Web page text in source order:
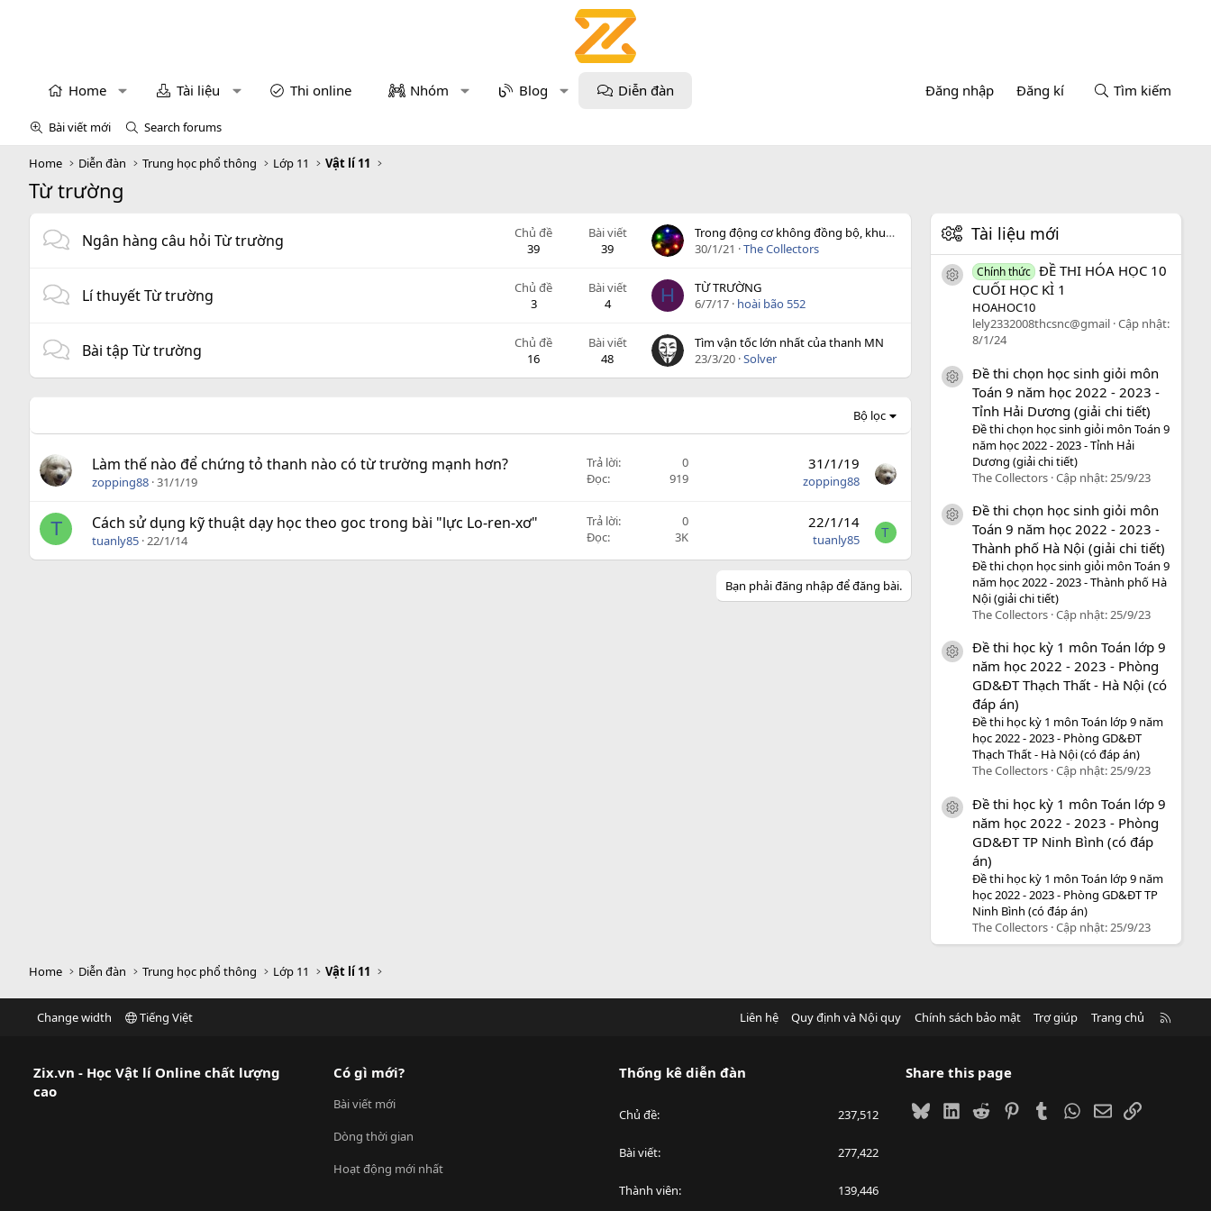
Home Tài liệu Thi online Nhóm Blog Diễn đàn Đăng nhập Đăng kí Tìm kiếm
Bài viết mới Search forums
Home Diễn đàn Trung học phổ thông Lớp 11 Vật lí 11
Từ trường
Ngân hàng câu hỏi Từ trường
Chủ đề
39
Bài viết
39
Trong động cơ không đồng bộ, khung dây dẫn đặt trong từ trường quay sẽ
30/1/21
The Collectors
Lí thuyết Từ trường
Chủ đề
3
Bài viết
4
H
TỪ TRƯỜNG
6/7/17 hoài bão 552
Bài tập Từ trường
Chủ đề
16
Bài viết
48
Tìm vận tốc lớn nhất của thanh MN
23/3/20 Solver
Bộ lọc
Làm thế nào để chứng tỏ thanh nào có từ trường mạnh hơn?
zopping88 31/1/19
Trả lời
0
Đọc
919
31/1/19
zopping88
T Cách sử dụng kỹ thuật dạy học theo goc trong bài "lực Lo-ren-xơ"
tuanly85 22/1/14
Trả lời
0
Đọc
3K
22/1/14
tuanly85 T
Bạn phải đăng nhập để đăng bài.
Tài liệu mới
icon tài liệu
Chính thức ĐỀ THI HÓA HỌC 10
CUỐI HỌC KÌ 1
HOAHOC10
lely2332008thcsnc@gmail Cập nhật:
8/1/24
icon tài liệu
Đề thi chọn học sinh giỏi môn
Toán 9 năm học 2022 - 2023 -
Tỉnh Hải Dương (giải chi tiết)
Đề thi chọn học sinh giỏi môn Toán 9
năm học 2022 - 2023 - Tỉnh Hải
Dương (giải chi tiết)
The Collectors Cập nhật:25/9/23
icon tài liệu
Đề thi chọn học sinh giỏi môn
Toán 9 năm học 2022 - 2023 -
Thành phố Hà Nội (giải chi tiết)
Đề thi chọn học sinh giỏi môn Toán 9
năm học 2022 - 2023 - Thành phố Hà
Nội (giải chi tiết)
The Collectors Cập nhật:25/9/23
icon tài liệu
Đề thi học kỳ 1 môn Toán lớp 9
năm học 2022 - 2023 - Phòng
GD&ĐT Thạch Thất - Hà Nội (có
đáp án)
Đề thi học kỳ 1 môn Toán lớp 9 năm
học 2022 - 2023 - Phòng GD&ĐT
Thạch Thất - Hà Nội (có đáp án)
The Collectors Cập nhật:25/9/23
icon tài liệu
Đề thi học kỳ 1 môn Toán lớp 9
năm học 2022 - 2023 - Phòng
GD&ĐT TP Ninh Bình (có đáp
án)
Đề thi học kỳ 1 môn Toán lớp 9 năm
học 2022 - 2023 - Phòng GD&ĐT TP
Ninh Bình (có đáp án)
The Collectors Cập nhật: 25/9/23
Home Diễn đàn Trung học phổ thông Lớp 11 Vật lí 11
Change width Tiếng Việt Liên hệ Quy định và Nội quy Chính sách bảo mật Trợ giúp Trang chủ
Zix.vn - Học Vật lí Online chất lượng
cao
Có gì mới?
Bài viết mới
Dòng thời gian
Hoạt động mới nhất
Thống kê diễn đàn
Chủ đề 237,512
Bài viết 277,422
Thành viên 139,446
Share this page
BlueskyLinkedIn
Reddit PinterestTumblrWhatsApp
EmailLink